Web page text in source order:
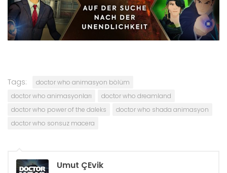
Tags:
doctor who animasyon bölüm
doctor who animasyonları
doctor who dreamland
doctor who power of the daleks
doctor who shada animasyon
doctor who sonsuz macera
Umut ÇEvik